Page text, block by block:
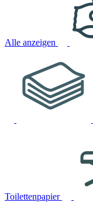
Alle anzeigen
Toilettenpapier